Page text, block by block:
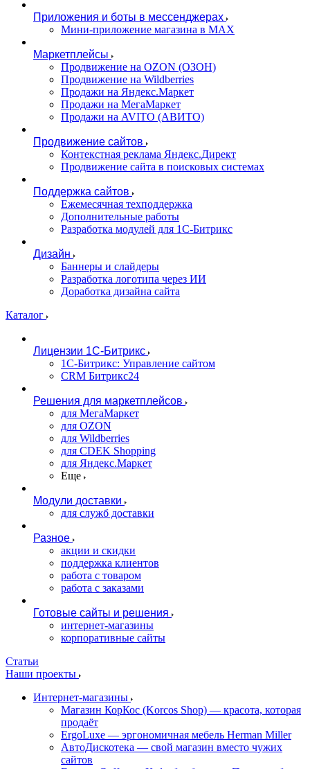
Приложения и боты в мессенджерах
Мини-приложение магазина в MAX
Маркетплейсы
Продвижение на OZON (ОЗОН)
Продвижение на Wildberries
Продажи на Яндекс.Маркет
Продажи на МегаМаркет
Продажи на AVITO (АВИТО)
Продвижение сайтов
Контекстная реклама Яндекс.Директ
Продвижение сайта в поисковых системах
Поддержка сайтов
Ежемесячная техподдержка
Дополнительные работы
Разработка модулей для 1С-Битрикс
Дизайн
Баннеры и слайдеры
Разработка логотипа через ИИ
Доработка дизайна сайта
Каталог
Лицензии 1С-Битрикс
1С-Битрикс: Управление сайтом
CRM Битрикс24
Решения для маркетплейсов
для МегаМаркет
для OZON
для Wildberries
для CDEK Shopping
для Яндекс.Маркет
Еще
Модули доставки
для служб доставки
Разное
акции и скидки
поддержка клиентов
работа с товаром
работа с заказами
Готовые сайты и решения
интернет-магазины
корпоративные сайты
Статьи
Наши проекты
Интернет-магазины
Магазин КорКос (Korcos Shop) — красота, которая
продаёт
ErgoLuxe — эргономичная мебель Herman Miller
АвтоДискотека — свой магазин вместо чужих
сайтов